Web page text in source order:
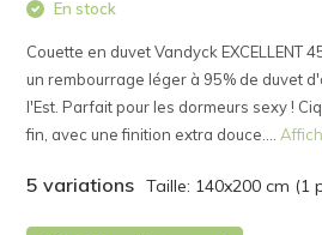
En stock
Couette en duvet Vandyck EXCELLENT
un rembourrage léger à 95% de duvet
l'Est. Parfait pour les dormeurs sexy !
fin, avec une finition extra douce....
5 variations Taille: 140x200 cm (1